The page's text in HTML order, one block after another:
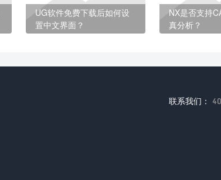
UG软件免费下载后如何设
置中文界面？
NX是否支持
真分析？
联系我们：